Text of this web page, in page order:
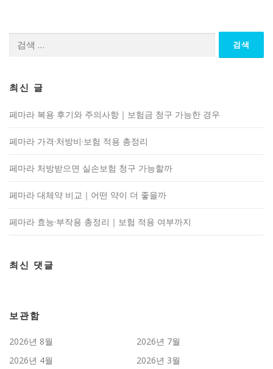
최신 글
페마라 복용 후기와 주의사항｜보험금 청구 가능한 경우
페마라 가격·처방비·보험 적용 총정리
페마라 처방받으면 실손보험 청구 가능할까
페마라 대체약 비교｜어떤 약이 더 좋을까
페마라 효능·부작용 총정리｜보험 적용 여부까지
최신 댓글
보관함
2026년 8월
2026년 7월
2026년 4월
2026년 3월